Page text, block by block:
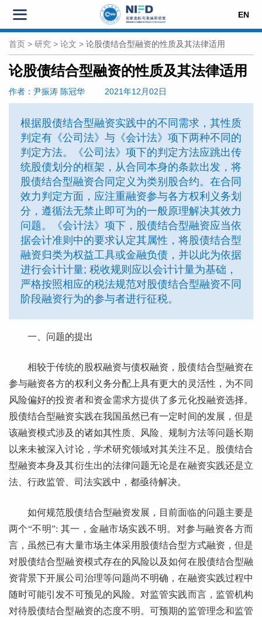
EN
首页 > 研究 > 论文 > 论股债结合型融资的性质及其法律适用
论股债结合型融资的性质及其法律适用
作者 ：尹振涛 陈冠华 2021年12月02日
根据股债结合型融资实践中的不同需求，其性质
判定有《公司法》与《会计法》项下两种不同的
判定方法。《公司法》项下的判定方法应跳出传
统股债划分的框架，从合同本身的条款出发，将
股债结合型融资合同定义为类别股合约。在合同
效力判定方面，应注重融资参与各方权利义务划
分，遵循法无禁止即可为的一般原理解决其效力
问题。《会计法》项下，股债结合型融资应当依
据会计准则中的要求认定其属性，将股债结合型
融资归类为权益工具或金融负债，并以此为依据
进行会计计量; 税收规则应以会计计量为基础，
严格按照相应的税法规范对股债结合型融资不同
阶段融资行为的参与者进行征税。
一、问题的提出
相较于传统的股权融资与债权融资，股债结合型融资在
参与融资各方的权利义务分配上具有更大的灵活性，为不同
风险偏好的投资者和资金需求方提供了多元化投融资选择。
股债结合型融资实践在我国虽然已有一定时间的发展，但是
该融资模式涉及的诸如其性质、风险、规制方法等问题长期
以来未被深入讨论，学术研究领域对其关注不足。股债结合
型融资本身及其衍生出的法律问题无论是在融资实践还是立
法、行政监管、司法实践中，都亟待解决。
如何规范股债结合型融资发展，目前面临的问题主要是
两个“不明”: 其一，金融市场实践不明。对参与融资各方而
言，虽然已有大量市场主体采用股债结合型方式融资，但是
对股债结合型融资模式存在的风险以及如何在股债结合型融
资背景下开展公司治理等问题尚不明确，在融资实践过程中
随时可能引发不可预见的风险。对监管实践而言，监管机构
对待股债结合型融资的态度不明。可预期的监管理念和监管